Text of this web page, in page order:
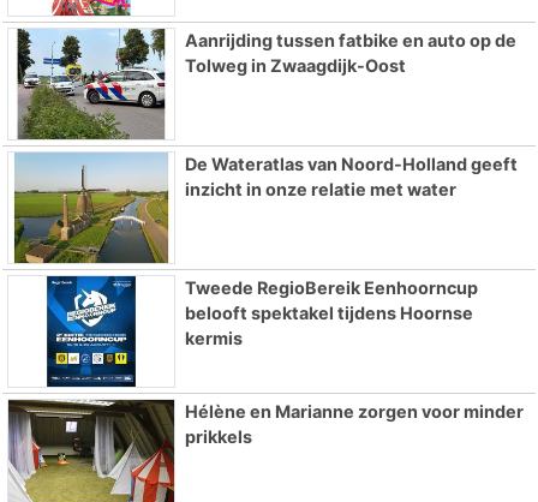
Aanrijding tussen fatbike en auto op de
Tolweg in Zwaagdijk-Oost
De Wateratlas van Noord-Holland geeft
inzicht in onze relatie met water
Tweede RegioBereik Eenhoorncup
belooft spektakel tijdens Hoornse
kermis
Hélène en Marianne zorgen voor minder
prikkels